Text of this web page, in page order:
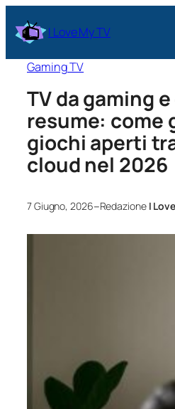
I Love My TV
Gaming TV
TV da gaming
resume: come
giochi aperti
cloud nel 2026
7 Giugno, 2026–Redazione I